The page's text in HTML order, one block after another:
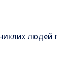
людей